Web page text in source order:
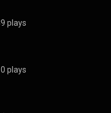
plays
plays